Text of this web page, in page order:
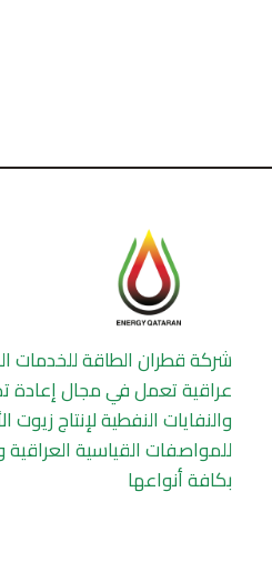
شركة قطران الطاقة للخدمات
عراقية تعمل في مجال إعادة
والنفايات النفطية لإنتاج
للمواصفات القياسية العراقية
بكافة أنواعها